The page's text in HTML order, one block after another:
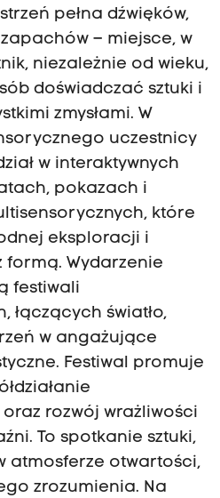
pełna dźwięków,
– miejsce, w
niezależnie od wieku,
doświadczać sztuki i
zmysłami. W
uczestnicy
w interaktywnych
pokazach i
które
eksploracji i
formą. Wydarzenie
festiwali
łączących światło,
w angażujące
Festiwal promuje
rozwój wrażliwości
To spotkanie sztuki,
atmosferze otwartości,
zrozumienia. Na